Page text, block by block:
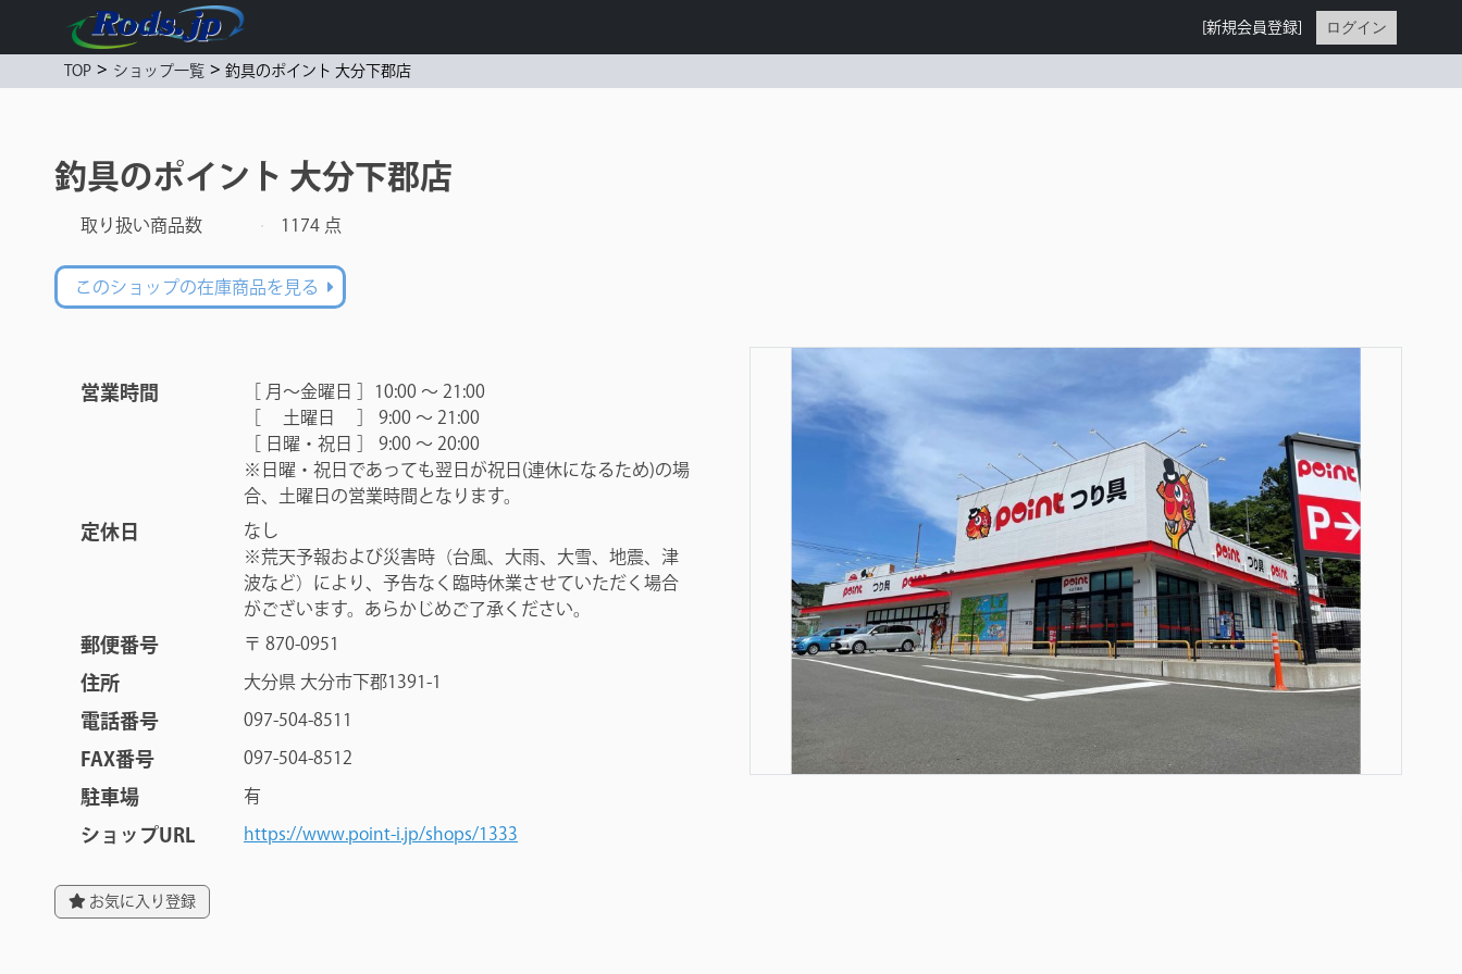
[新規会員登録] ログイン
TOP > ショップ一覧 > 釣具のポイント 大分下郡店
釣具のポイント 大分下郡店
取り扱い商品数 1174 点
このショップの在庫商品を見る
営業時間
［ 月～金曜日 ］10:00 ～ 21:00
［ 土曜日 ］ 9:00 ～ 21:00
［ 日曜・祝日 ］ 9:00 ～ 20:00
※日曜・祝日であっても翌日が祝日(連休になるため)の場
合、土曜日の営業時間となります。
定休日
なし
※荒天予報および災害時（台風、大雨、大雪、地震、津
波など）により、予告なく臨時休業させていただく場合
がございます。あらかじめご了承ください。
郵便番号 〒 870-0951
住所 大分県 大分市下郡1391-1
電話番号 097-504-8511
FAX番号 097-504-8512
駐車場 有
ショップURL https://www.point-i.jp/shops/1333
お気に入り登録